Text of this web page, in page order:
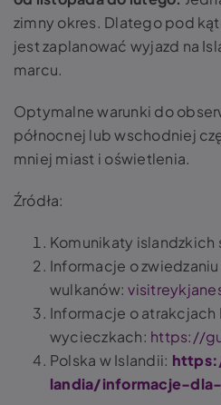
zimny okres. Dlatego pod
jest zaplanować wyjazd na
marcu.
Optymalne warunki do
północnej lub wschodniej
mniej miast i oświetlenia.
Źródła:
Komunikaty islandzkich
Informacje o
wulkanów:
Informacje o atrakcjach
wycieczkach: https://
Polska w Islandii:
landia/informacje-